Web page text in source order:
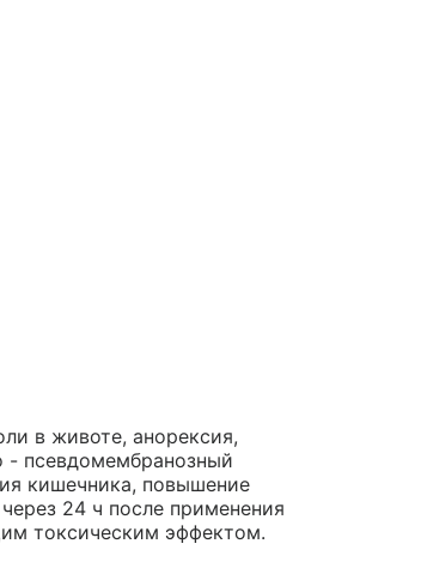
в животе, анорексия,
- псевдомембранозный
кишечника, повышение
24 ч после применения
токсическим эффектом.